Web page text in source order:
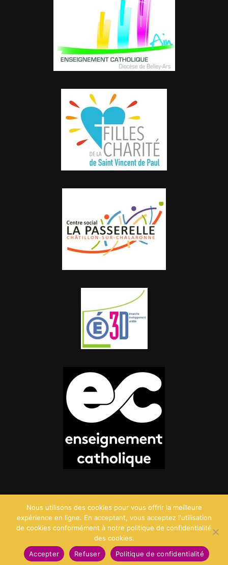
©2026 Saint Charles - Création :Agence Point Com
Mentions Légales
Politique de confidentialité
Nous utilisons des cookies pour vous offrir la meilleure
expérience en ligne. En acceptant, vous acceptez l'utilisation
de cookies conformément à notre politique de confidentialité
des cookies.
Accepter
Refuser Politique de confidentialité